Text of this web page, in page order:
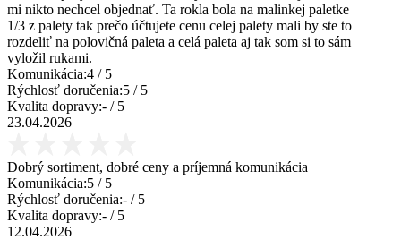
mi nikto nechcel objednať. Ta rokla bola na malinkej paletke
1/3 z palety tak prečo účtujete cenu celej palety mali by ste to
rozdeliť na polovičná paleta a celá paleta aj tak som si to sám
vyložil rukami.
Komunikácia:4 / 5
Rýchlosť doručenia:5 / 5
Kvalita dopravy:- / 5
23.04.2026
Dobrý sortiment, dobré ceny a príjemná komunikácia
Komunikácia:5 / 5
Rýchlosť doručenia:- / 5
Kvalita dopravy:- / 5
12.04.2026